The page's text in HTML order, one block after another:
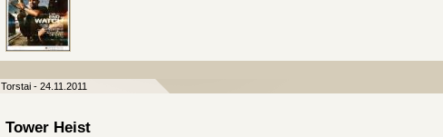
Torstai - 24.11.2011
Tower Heist